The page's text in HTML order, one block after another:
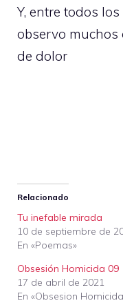
Y, entre todos
observo
de dolor
Relacionado
Tu inefable mirada
10 de septiembre de
En «Poemas»
Obsesión Homicida 09
17 de abril de 2021
En «Obsesion